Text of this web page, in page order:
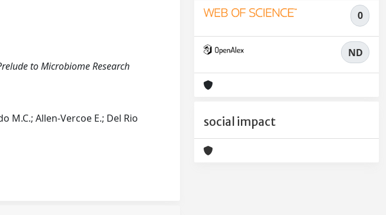
to Microbiome Research
M.C.; Allen-Vercoe E.; Del Rio
0
ND
social impact